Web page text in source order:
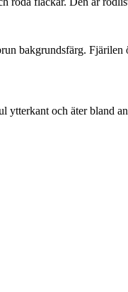
bakgrundsfärg.
och äter bland